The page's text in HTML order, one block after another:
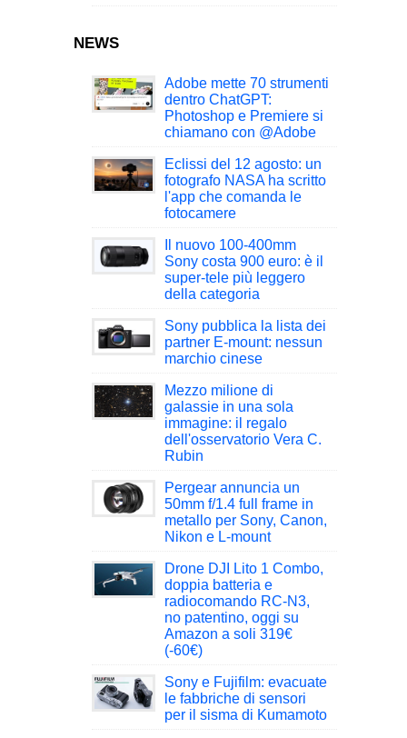
NEWS
Adobe mette 70 strumenti
dentro ChatGPT:
Photoshop e Premiere si
chiamano con @Adobe
Eclissi del 12 agosto: un
fotografo NASA ha scritto
l'app che comanda le
fotocamere
Il nuovo 100-400mm
Sony costa 900 euro: è il
super-tele più leggero
della categoria
Sony pubblica la lista dei
partner E-mount: nessun
marchio cinese
Mezzo milione di
galassie in una sola
immagine: il regalo
dell'osservatorio Vera C.
Rubin
Pergear annuncia un
50mm f/1.4 full frame in
metallo per Sony, Canon,
Nikon e L-mount
Drone DJI Lito 1 Combo,
doppia batteria e
radiocomando RC-N3,
no patentino, oggi su
Amazon a soli 319€
(-60€)
Sony e Fujifilm: evacuate
le fabbriche di sensori
per il sisma di Kumamoto